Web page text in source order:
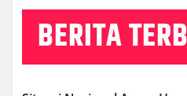
BERITA